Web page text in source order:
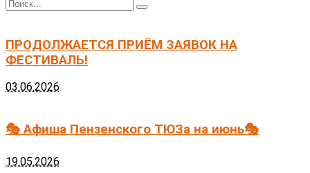
ПРОДОЛЖАЕТСЯ ПРИЁМ ЗАЯВОК НА
ФЕСТИВАЛЬ!
03.06.2026
🎭 Афиша Пензенского ТЮЗа на июнь🎭
19.05.2026